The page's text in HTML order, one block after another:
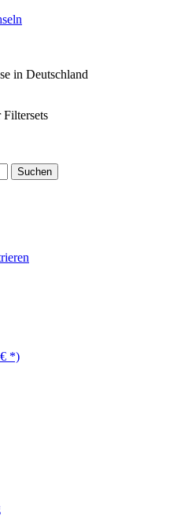
in Deutschland
Suchen
*)